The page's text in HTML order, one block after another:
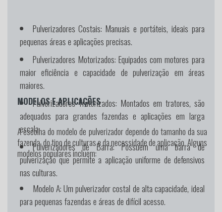
Pulverizadores Costais: Manuais e portáteis, ideais para
pequenas áreas e aplicações precisas.
Pulverizadores Motorizados: Equipados com motores para
maior eficiência e capacidade de pulverização em áreas
maiores.
Pulverizadores Tratorizados: Montados em tratores, são
adequados para grandes fazendas e aplicações em larga
escala.
Pulverizadores de Barra:Possuem uma barra de
pulverização que permite a aplicação uniforme de defensivos
nas culturas.
MODELOS E APLICAÇÕES
A escolha do modelo de pulverizador depende do tamanho da sua
fazenda, do tipo de culturas e da necessidade de aplicação. Alguns
modelos populares incluem:
Modelo A:Um pulverizador costal de alta capacidade, ideal
para pequenas fazendas e áreas de difícil acesso.